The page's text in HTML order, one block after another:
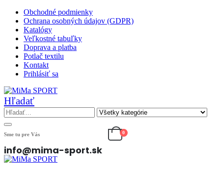
Obchodné podmienky
Ochrana osobných údajov (GDPR)
Katalógy
Veľkostné tabuľky
Doprava a platba
Potlač textilu
Kontakt
Prihlásiť sa
Hľadať
Sme tu pre Vás
info@mima-sport.sk
0